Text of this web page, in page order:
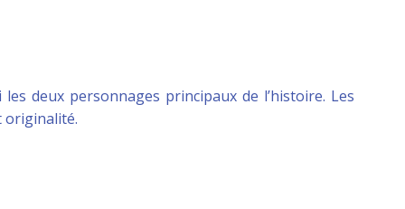
deux personnages principaux de l’histoire. Les
originalité.